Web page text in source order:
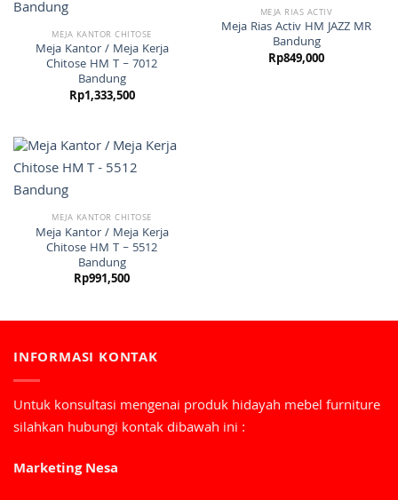
MEJA KANTOR CHITOSE
Meja Kantor / Meja Kerja
Chitose HM T – 7012
Bandung
Rp1,333,500
MEJA RIAS ACTIV
Meja Rias Activ HM JAZZ MR
Bandung
Rp849,000
MEJA KANTOR CHITOSE
Meja Kantor / Meja Kerja
Chitose HM T – 5512
Bandung
Rp991,500
INFORMASI KONTAK
Untuk konsultasi mengenai produk hidayah mebel furniture
silahkan hubungi kontak dibawah ini :
Marketing Nesa